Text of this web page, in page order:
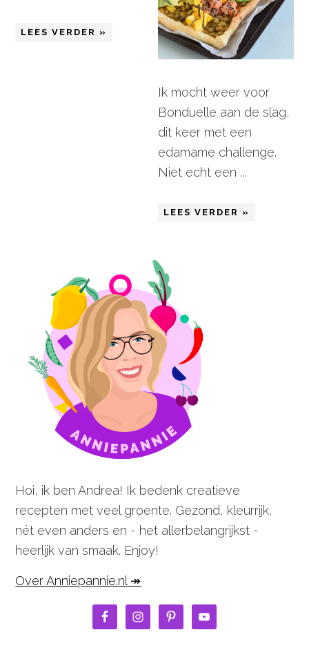
LEES VERDER »
Ik mocht weer voor
Bonduelle aan de slag,
dit keer met een
edamame challenge.
Niet echt een ...
LEES VERDER »
Hoi, ik ben Andrea! Ik bedenk creatieve
recepten met veel groente. Gezond, kleurrijk,
nét even anders en - het allerbelangrijkst -
heerlijk van smaak. Enjoy!
Over Anniepannie.nl ↠